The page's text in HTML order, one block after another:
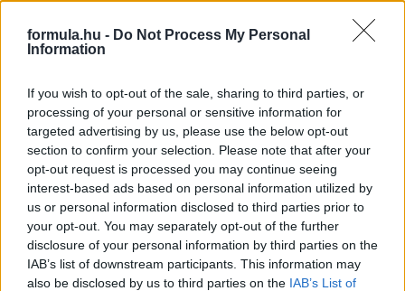
formula.hu - Do Not Process My Personal
Information
If you wish to opt-out of the sale, sharing to third parties, or
processing of your personal or sensitive information for
targeted advertising by us, please use the below opt-out
section to confirm your selection. Please note that after your
opt-out request is processed you may continue seeing
interest-based ads based on personal information utilized by
us or personal information disclosed to third parties prior to
your opt-out. You may separately opt-out of the further
disclosure of your personal information by third parties on the
IAB’s list of downstream participants. This information may
also be disclosed by us to third parties on the IAB’s List of
mellett – igaz, a szavai azért arra engednek következtetni, hogy
az még nem dőlt el, hogy versenyzői minőségben teszi-e ezt,
Hasonlóra utalhattak Newey szavai is, amikor arról kérdezték
még a Magyar Nagydíj sajtótájékoztatóján, hogy mennyire
fontos számukra, hogy megtartsák Alonsót, és szerintük
sikerülni fog-e ez az istálló gyenge szereplése fényében is:
„Fernando nyilvánvalóan egy lenyűgöző versenyző. Óriási
értéket jelent a csapatnak, mind a visszajelzéseivel, mind a
képességeivel. Úgyhogy természetesen fontos számunkra.
Meglehetősen biztos vagyok benne, hogy Fernando élvezi a
velünk töltött idejét, és hogy folytatni fogjuk a kapcsolatunkat”
– fogalmazott a csapatfőnök és technikai szakvezető.